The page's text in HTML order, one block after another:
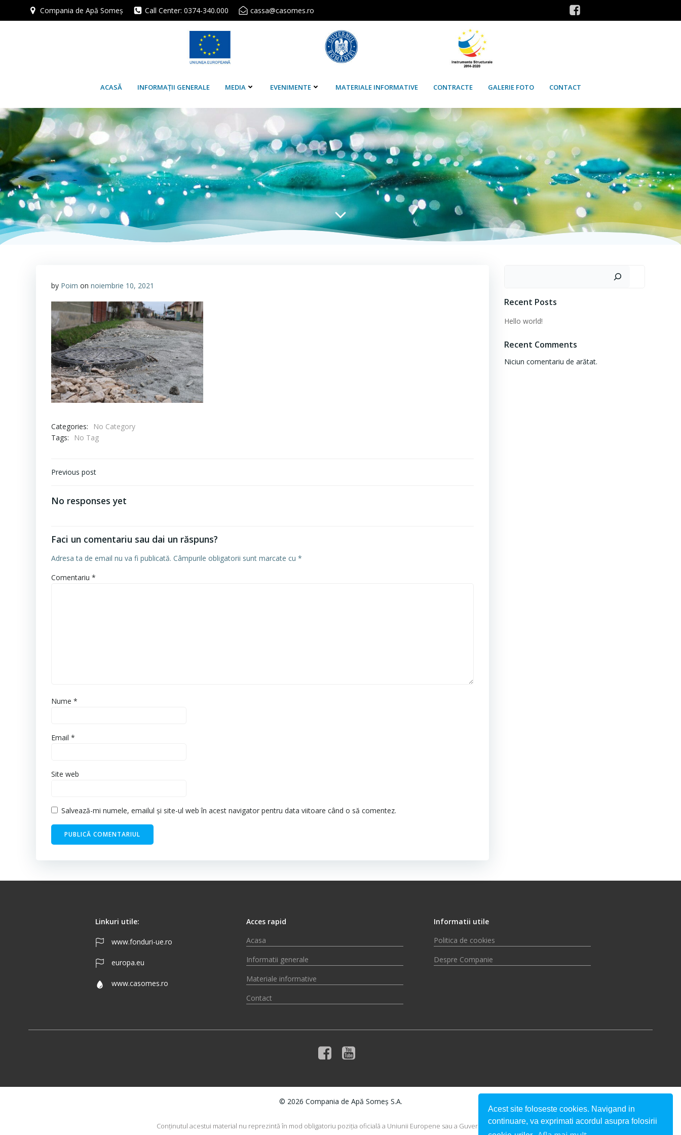
Compania de Apă Someș Call Center: 0374-340.000 cassa@casomes.ro
ACASĂ INFORMAȚII GENERALE MEDIA EVENIMENTE MATERIALE INFORMATIVE CONTRACTE GALERIE FOTO CONTACT
by Poim on noiembrie 10, 2021
Categories:
No Category
Tags:
No Tag
Navigare
articole
Previous post
No responses yet
Faci un comentariu sau dai un răspuns?
Adresa ta de email nu va fi publicată. Câmpurile obligatorii sunt marcate cu *
Comentariu *
Nume *
Email *
Site web
Salvează-mi numele, emailul și site-ul web în acest navigator pentru data viitoare când o să comentez.
Recent Posts
Hello world!
Recent Comments
Niciun comentariu de arătat.
Linkuri utile:
www.fonduri-ue.ro
europa.eu
www.casomes.ro
Acces rapid
Acasa
Informatii generale
Materiale informative
Contact
Informatii utile
Politica de cookies
Despre Companie
© 2026 Compania de Apă Someș S.A.
Conţinutul acestui material nu reprezintă în mod obligatoriu poziţia oficială a Uniunii Europene sau a Guvernului României.
Acest site foloseste cookies. Navigand in
continuare, va exprimati acordul asupra folosirii